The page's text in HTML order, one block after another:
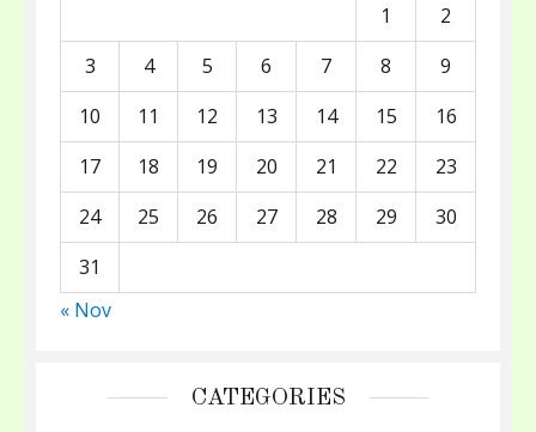
1
2
3
4 5 6 7 8
9
10
11 12 13 14 15
16
17
18 19 20 21 22
23
24
25 26 27 28 29
30
31
« Nov
CATEGORIES